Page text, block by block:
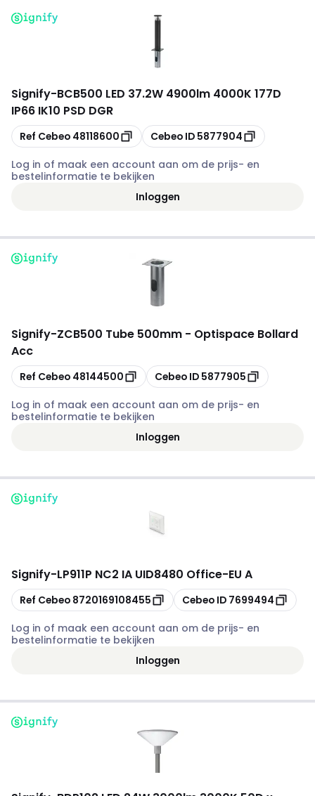
Signify-BCB500 LED 37.2W 4900lm 4000K 177D
IP66 IK10 PSD DGR
Kopiëren
Ref Cebeo 48118600 Kopiëren
Cebeo ID 5877904
Log in of maak een account aan om de prijs- en
bestelinformatie te bekijken
Inloggen
Signify-ZCB500 Tube 500mm - Optispace Bollard
Acc
Kopiëren
Ref Cebeo 48144500 Kopiëren
Cebeo ID 5877905
Log in of maak een account aan om de prijs- en
bestelinformatie te bekijken
Inloggen
Signify-LP911P NC2 IA UID8480 Office-EU A
Kopiëren
Ref Cebeo 8720169108455 Kopiëren
Cebeo ID 7699494
Log in of maak een account aan om de prijs- en
bestelinformatie te bekijken
Inloggen